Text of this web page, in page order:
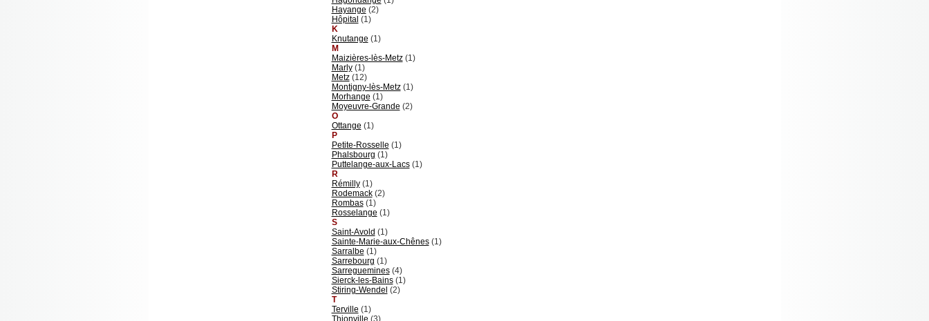
Hayange (2)
Hôpital (1)
K
Knutange (1)
M
Maizières-lès-Metz(1)
Marly(1)
Metz(12)
Montigny-lès-Metz(1)
Morhange (1)
Moyeuvre-Grande (2)
O
Ottange (1)
P
Petite-Rosselle (1)
Phalsbourg (1)
Puttelange-aux-Lacs(1)
R
Rémilly(1)
Rodemack(2)
Rombas(1)
Rosselange (1)
S
Saint-Avold (1)
Sainte-Marie-aux-Chênes(1)
Sarralbe (1)
Sarrebourg (1)
Sarreguemines(4)
Sierck-les-Bains(1)
Stiring-Wendel (2)
T
Terville (1)
Thionville (3)